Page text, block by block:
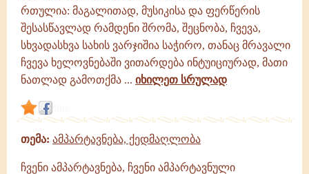
რთულია: მაგალითად, მუსიკისა და ფერწერის
შესასწავლად რამდენი შრომა, შეცნობა, ჩვევა,
სხვადასხვა სახის ვარჯიშია საჭირო, თანაც მრავალი
ჩვევა ხელოვნებაში ვითარდება ინტუიციურად, მათი
ნათლად გამოთქმა ... იხილეთ სრულად
თემა: ამპარტავნება, ქედმაღლობა
ჩვენი ამპარტავნება, ჩვენი ამპარტავნული